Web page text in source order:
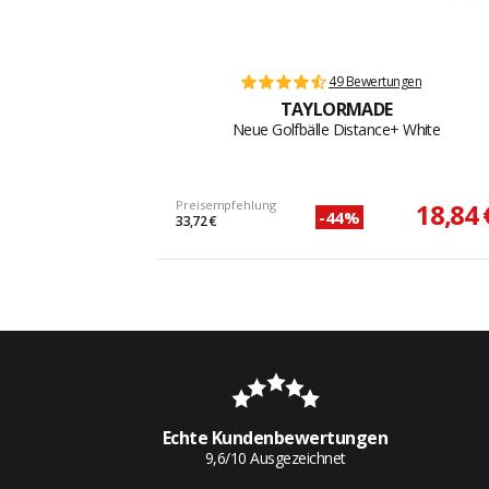
49 Bewertungen
TAYLORMADE
Neue Golfbälle Distance+ White
Preisempfehlung
33,72 € -44% 18,84
Echte Kundenbewertungen
9,6/10 Ausgezeichnet